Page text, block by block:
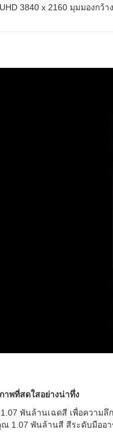
3840 x 2160 มุมมองก
าพที่สดใสอย่างน่าทึ่ง
พันล้านเฉดสี เพื่อความ
1.07 พันล้านสี สีระดับมืออา